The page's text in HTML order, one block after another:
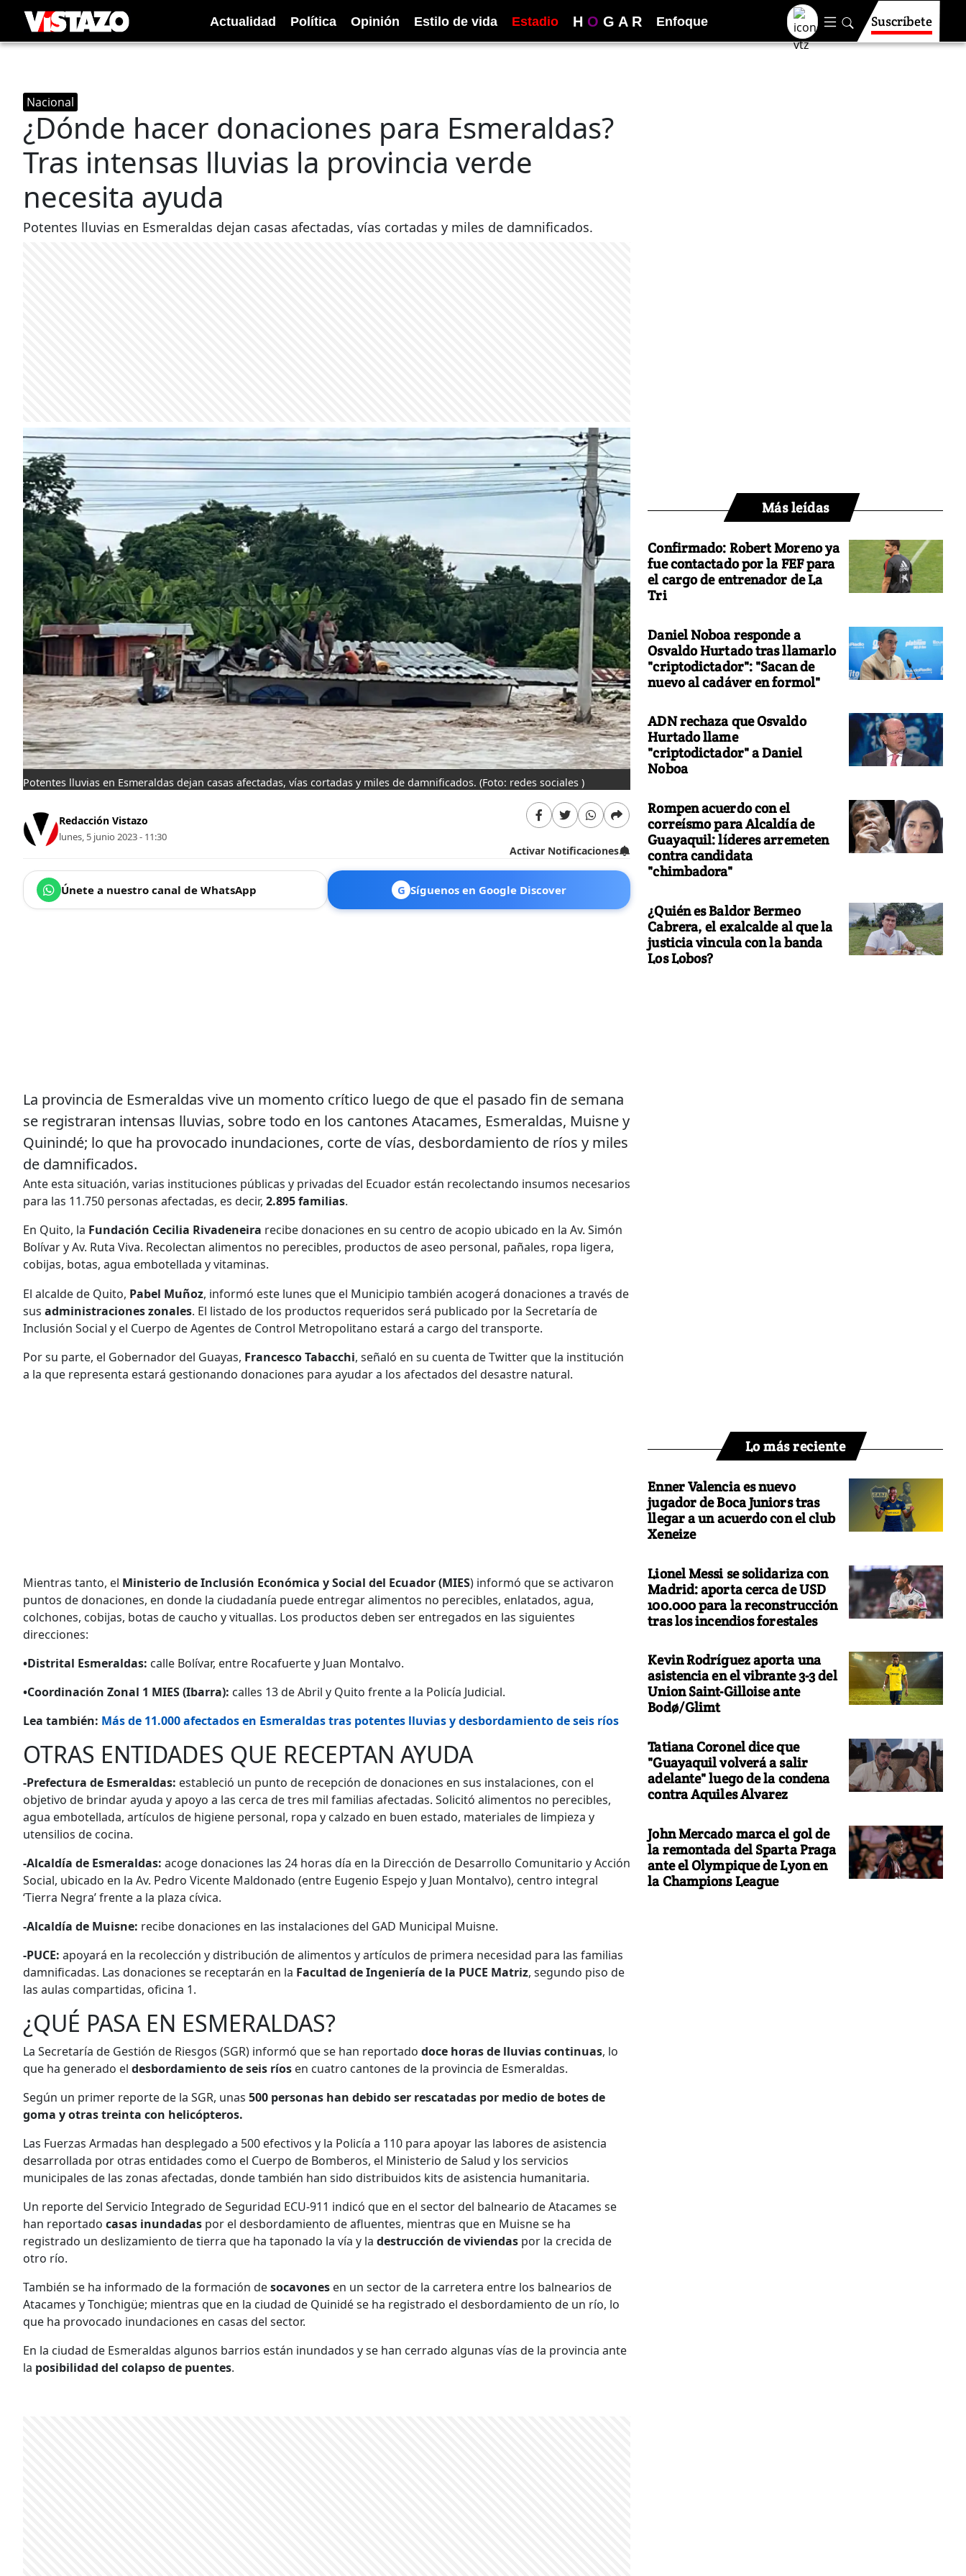
Actualidad Política Opinión Estilo de vida Estadio H O G A R Enfoque Suscríbete
Nacional
¿Dónde hacer donaciones para Esmeraldas?
Tras intensas lluvias la provincia verde
necesita ayuda
Potentes lluvias en Esmeraldas dejan casas afectadas, vías cortadas y miles de damnificados.
Potentes lluvias en Esmeraldas dejan casas afectadas, vías cortadas y miles de damnificados. (Foto: redes sociales )
Redacción Vistazo
lunes, 5 junio 2023 - 11:30
Activar Notificaciones
Únete a nuestro canal de WhatsApp G Síguenos en Google Discover
La provincia de Esmeraldas vive un momento crítico luego de que el pasado fin de semana
se registraran intensas lluvias, sobre todo en los cantones Atacames, Esmeraldas, Muisne y
Quinindé; lo que ha provocado inundaciones, corte de vías, desbordamiento de ríos y miles
de damnificados.
Ante esta situación, varias instituciones públicas y privadas del Ecuador están recolectando insumos necesarios
para las 11.750 personas afectadas, es decir, 2.895 familias.
En Quito, la Fundación Cecilia Rivadeneira recibe donaciones en su centro de acopio ubicado en la Av. Simón
Bolívar y Av. Ruta Viva. Recolectan alimentos no perecibles, productos de aseo personal, pañales, ropa ligera,
cobijas, botas, agua embotellada y vitaminas.
El alcalde de Quito, Pabel Muñoz, informó este lunes que el Municipio también acogerá donaciones a través de
sus administraciones zonales. El listado de los productos requeridos será publicado por la Secretaría de
Inclusión Social y el Cuerpo de Agentes de Control Metropolitano estará a cargo del transporte.
Por su parte, el Gobernador del Guayas, Francesco Tabacchi, señaló en su cuenta de Twitter que la institución
a la que representa estará gestionando donaciones para ayudar a los afectados del desastre natural.
Mientras tanto, el Ministerio de Inclusión Económica y Social del Ecuador (MIES) informó que se activaron
puntos de donaciones, en donde la ciudadanía puede entregar alimentos no perecibles, enlatados, agua,
colchones, cobijas, botas de caucho y vituallas. Los productos deben ser entregados en las siguientes
direcciones:
•Distrital Esmeraldas: calle Bolívar, entre Rocafuerte y Juan Montalvo.
•Coordinación Zonal 1 MIES (Ibarra): calles 13 de Abril y Quito frente a la Policía Judicial.
Lea también: Más de 11.000 afectados en Esmeraldas tras potentes lluvias y desbordamiento de seis ríos
OTRAS ENTIDADES QUE RECEPTAN AYUDA
-Prefectura de Esmeraldas: estableció un punto de recepción de donaciones en sus instalaciones, con el
objetivo de brindar ayuda y apoyo a las cerca de tres mil familias afectadas. Solicitó alimentos no perecibles,
agua embotellada, artículos de higiene personal, ropa y calzado en buen estado, materiales de limpieza y
utensilios de cocina.
-Alcaldía de Esmeraldas: acoge donaciones las 24 horas día en la Dirección de Desarrollo Comunitario y Acción
Social, ubicado en la Av. Pedro Vicente Maldonado (entre Eugenio Espejo y Juan Montalvo), centro integral
‘Tierra Negra’ frente a la plaza cívica.
-Alcaldía de Muisne: recibe donaciones en las instalaciones del GAD Municipal Muisne.
-PUCE: apoyará en la recolección y distribución de alimentos y artículos de primera necesidad para las familias
damnificadas. Las donaciones se receptarán en la Facultad de Ingeniería de la PUCE Matriz, segundo piso de
las aulas compartidas, oficina 1.
¿QUÉ PASA EN ESMERALDAS?
La Secretaría de Gestión de Riesgos (SGR) informó que se han reportado doce horas de lluvias continuas, lo
que ha generado el desbordamiento de seis ríos en cuatro cantones de la provincia de Esmeraldas.
Según un primer reporte de la SGR, unas 500 personas han debido ser rescatadas por medio de botes de
goma y otras treinta con helicópteros.
Las Fuerzas Armadas han desplegado a 500 efectivos y la Policía a 110 para apoyar las labores de asistencia
desarrollada por otras entidades como el Cuerpo de Bomberos, el Ministerio de Salud y los servicios
municipales de las zonas afectadas, donde también han sido distribuidos kits de asistencia humanitaria.
Un reporte del Servicio Integrado de Seguridad ECU-911 indicó que en el sector del balneario de Atacames se
han reportado casas inundadas por el desbordamiento de afluentes, mientras que en Muisne se ha
registrado un deslizamiento de tierra que ha taponado la vía y la destrucción de viviendas por la crecida de
otro río.
También se ha informado de la formación desocavones en un sector de la carretera entre los balnearios de
Atacames y Tonchigüe; mientras que en la ciudad de Quinidé se ha registrado el desbordamiento de un río, lo
que ha provocado inundaciones en casas del sector.
En la ciudad de Esmeraldas algunos barrios están inundados y se han cerrado algunas vías de la provincia ante
la posibilidad del colapso de puentes.
Más leídas
Confirmado: Robert Moreno ya
fue contactado por la FEF para
el cargo de entrenador de La
Tri
Daniel Noboa responde a
Osvaldo Hurtado tras llamarlo
"criptodictador": "Sacan de
nuevo al cadáver en formol"
ADN rechaza que Osvaldo
Hurtado llame
"criptodictador" a Daniel
Noboa
Rompen acuerdo con el
correísmo para Alcaldía de
Guayaquil: líderes arremeten
contra candidata
"chimbadora"
¿Quién es Baldor Bermeo
Cabrera, el exalcalde al que la
justicia vincula con la banda
Los Lobos?
Lo más reciente
Enner Valencia es nuevo
jugador de Boca Juniors tras
llegar a un acuerdo con el club
Xeneize
Lionel Messi se solidariza con
Madrid: aporta cerca de USD
100.000 para la reconstrucción
tras los incendios forestales
Kevin Rodríguez aporta una
asistencia en el vibrante 3-3 del
Union Saint-Gilloise ante
Bodø/Glimt
Tatiana Coronel dice que
"Guayaquil volverá a salir
adelante" luego de la condena
contra Aquiles Alvarez
John Mercado marca el gol de
la remontada del Sparta Praga
ante el Olympique de Lyon en
la Champions League